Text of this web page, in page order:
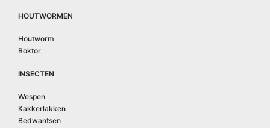
HOUTWORMEN
Houtworm
Boktor
INSECTEN
Wespen
Kakkerlakken
Bedwantsen